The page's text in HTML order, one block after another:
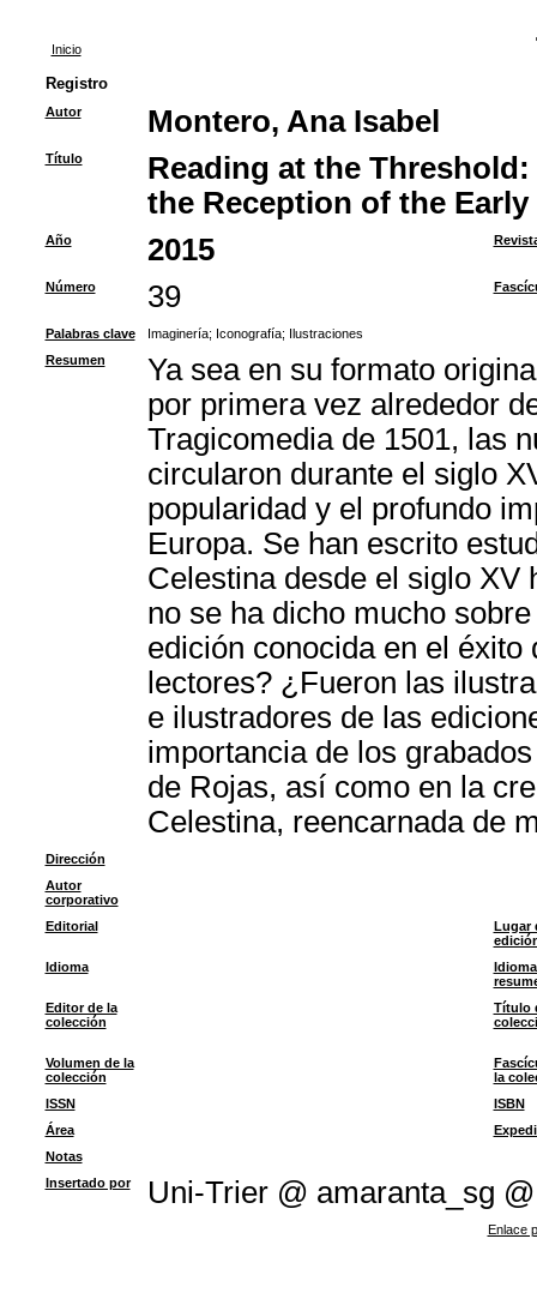
Inicio
Registro
Autor Montero, Ana Isabel
Título
Reading at the
the Reception of the
Año 2015
Número 39
Palabras clave Imaginería; Iconografía; Ilustraciones
Resumen
Ya sea en su formato
por primera vez alrededor
Tragicomedia de 1501, las
circularon durante el siglo
popularidad y el profundo
Europa. Se han escrito
Celestina desde el siglo XV
no se ha dicho mucho
edición conocida en el
lectores? ¿Fueron las
e ilustradores de las
importancia de los
de Rojas, así como en la
Celestina, reencarnada de
Dirección
Autor
corporativo
Editorial
Lugar
Idioma
Editor de la
colección
Título
Volumen de la
colección
la
ISSN
ISBN
Área
Notas
Insertado por
Uni-Trier @ amaranta_sg @
Enlace